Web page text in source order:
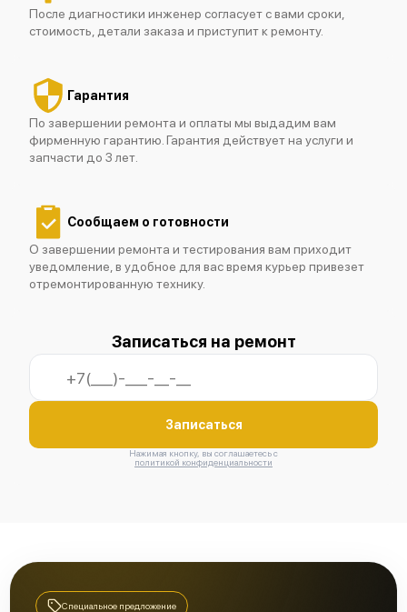
Fluke 190-102/S
Fluke 190-104/S
После диагностики инженер согласует с вами сроки,
стоимость, детали заказа и приступит к ремонту.
Гарантия
По завершении ремонта и оплаты мы выдадим вам
фирменную гарантию. Гарантия действует на услуги и
запчасти до 3 лет.
Сообщаем о готовности
О завершении ремонта и тестирования вам приходит
уведомление, в удобное для вас время курьер привезет
отремонтированную технику.
Записаться на ремонт
Записаться
Нажимая кнопку, вы соглашаетесь с
политикой конфиденциальности
Специальное предложение